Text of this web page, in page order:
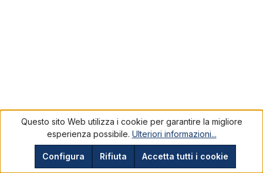
Questo sito Web utilizza i cookie per garantire la migliore
esperienza possibile. Ulteriori informazioni...
Rifiuta
Configura Accetta tutti i cookie